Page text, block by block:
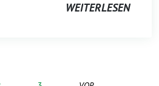
WEITERLESEN